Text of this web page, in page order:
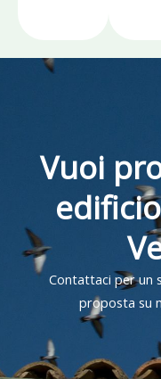
Vuoi
Contattaci per un
proposta su